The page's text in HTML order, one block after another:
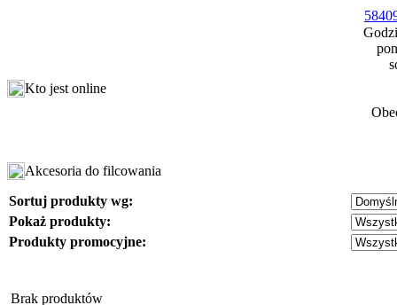
Kto jest online
Akcesoria do filcowania
Sortuj produkty wg:
Pokaż produkty:
Produkty promocyjne:
Brak produktów